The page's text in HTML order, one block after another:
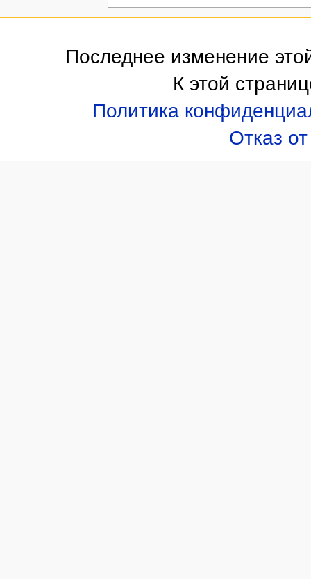
Последнее изменение
К этой
Политика
Отказ